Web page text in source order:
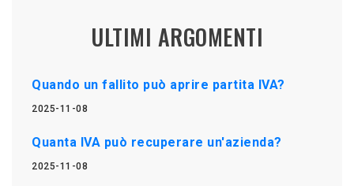
ULTIMI ARGOMENTI
Quando un fallito può aprire partita IVA?
2025-11-08
Quanta IVA può recuperare un'azienda?
2025-11-08